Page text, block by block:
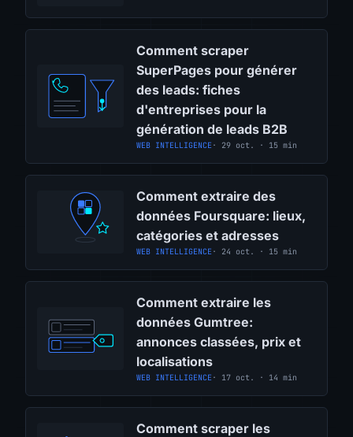
Comment scraper
SuperPages pour générer
des leads: fiches
d'entreprises pour la
génération de leads B2B
WEB INTELLIGENCE · 29 oct. · 15 min
Comment extraire des
données Foursquare: lieux,
catégories et adresses
WEB INTELLIGENCE · 24 oct. · 15 min
Comment extraire les
données Gumtree:
annonces classées, prix et
localisations
WEB INTELLIGENCE · 17 oct. · 14 min
Comment scraper les